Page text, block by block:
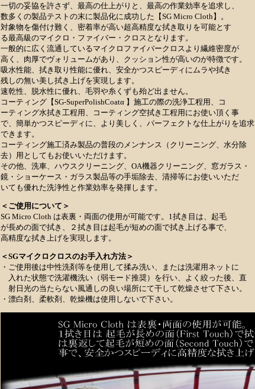
一切の妥協を許さず、最高の仕上がりと、最高の作業効率を追求し、
数多くの製品テストの末に製品化に成功した【SG Micro Cloth】。
対象物を傷付け難く、密着率が高い超高精度な拭き取りを可能とす
る最高級のマイクロ・ファイバー・クロスとなります。
一般的に広く流通しているマイクロファイバークロスより繊維密度が
高く、肉厚でヴォリュームがあり、クッション性が高いのが特徴です。
吸水性能、拭き取り性能に優れ、安全かつスピーディにムラや拭き
残しの無い美し拭き上げを実現します。
速乾性、脱水性に優れ、毛羽や糸くずも殆ど出ません。
コーティング【SG-SuperPolishCoatα 】施工の際の洗浄工程用、コ
ーティング水拭き工程用、コーティング空拭き工程用にお使い頂く事
で、簡単かつスピーディに、より美しく、パーフェクトな仕上がりを追求
できます。
コーティング施工済み製品の普段のメンナンス（クリーニング、水分除
去）用としてもお使いいただけます。
その他、洗車、ハウスクリーニング、OA機器クリーニング、窓ガラス・
鏡・ショーケース・ガラス製品等の手垢除去、清掃等にお使いいただ
いても優れた洗浄性と作業効率を発揮します。
＜ご使用について＞
SG Micro Cloth は表裏・両面の使用が可能です。1拭き目は、起毛
が長めの面で拭き、２拭き目は起毛が短めの面で拭き上げる事で、
高精度な拭き上げを実現します。
＜SGマイクロクロスのお手入れ方法＞
・ご使用後は中性洗剤等を使用して揉み洗い、または洗濯用ネットに
入れた状態で洗濯機洗い（弱モード推奨）を行い、よく絞った後、直
射日光の当たらない風通しの良い場所にて干して乾燥させて下さい。
・漂白剤、柔軟剤、乾燥機は使用しないで下さい。